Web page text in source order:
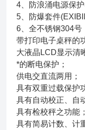
4、防浪涌电源保
5、防爆套件
6、全不锈钢304号
带打印电子桌秤的
大液晶LCD显示清
*的断电保护；
供电交直流两用；
具有双重过载保护
具有自动校正、自
具有检校秤之功能；
具有简易计数、计